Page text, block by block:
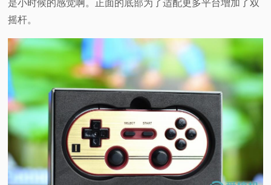
是小时候的感觉啊。正面的底部为了适配更多平台增加了双
摇杆。